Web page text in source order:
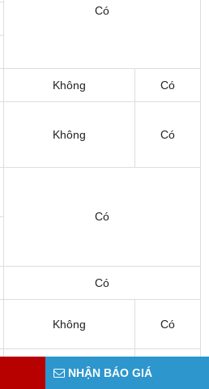
Có
Không Có
Không Có
Có
Có
Không Có
KhôngNHẬN BÁO GIÁ